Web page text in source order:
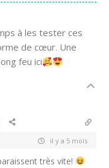
à les tester ces
de cœur. Une
feu ici
il y a 5 mois
très vite!